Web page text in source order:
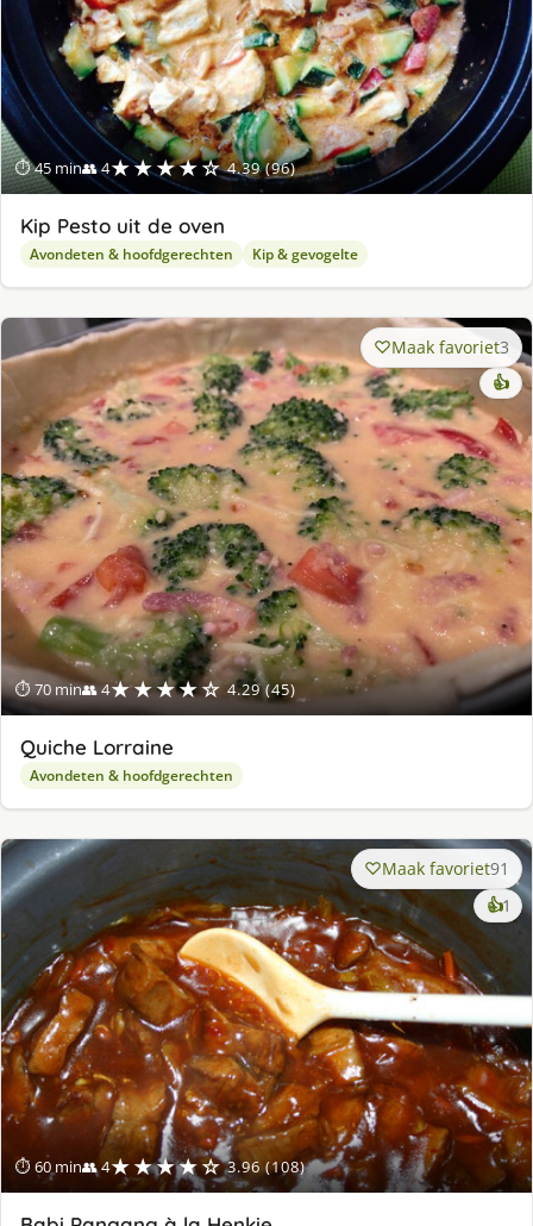
⏱ 45 min👥 4★★★★☆ 4.39 (96)
Kip Pesto uit de oven
Avondeten & hoofdgerechten Kip & gevogelte
⏱ 70 min👥 4★★★★☆ 4.29 (45)
Maak favoriet3
👍
Quiche Lorraine
Avondeten & hoofdgerechten
⏱ 60 min👥 4★★★★☆ 3.96 (108)
Maak favoriet91
👍1